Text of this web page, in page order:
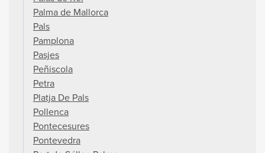
Palma de Mallorca
Pals
Pamplona
Pasjes
Peñiscola
Petra
Platja De Pals
Pollenca
Pontecesures
Pontevedra